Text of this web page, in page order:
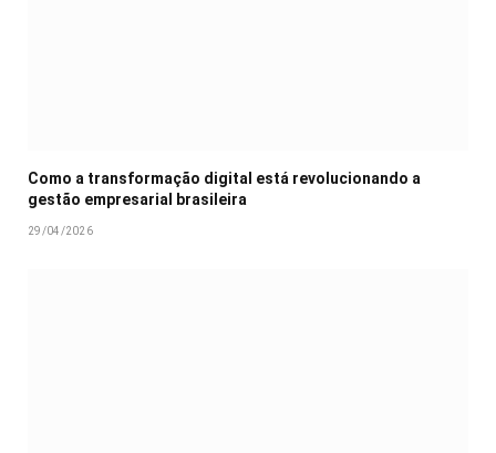
Como a transformação digital está revolucionando a
gestão empresarial brasileira
29/04/2026